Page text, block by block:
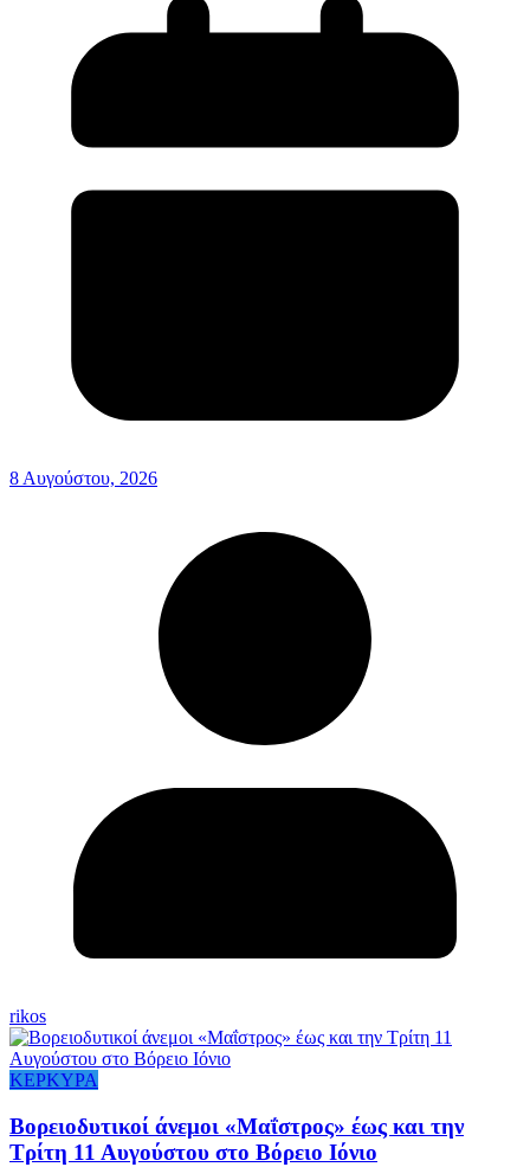
8 Αυγούστου, 2026
rikos
ΚΕΡΚΥΡΑ
Βορειοδυτικοί άνεμοι «Μαΐστρος» έως και την
Τρίτη 11 Αυγούστου στο Βόρειο Ιόνιο